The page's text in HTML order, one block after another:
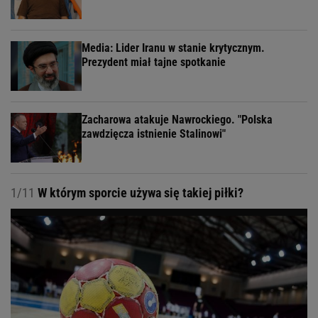
Media: Lider Iranu w stanie krytycznym.
Prezydent miał tajne spotkanie
Zacharowa atakuje Nawrockiego. "Polska
zawdzięcza istnienie Stalinowi"
1/11 W którym sporcie używa się takiej piłki?